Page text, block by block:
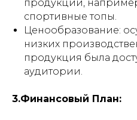
продукции,
спортивные топы.
Ценообразование:
низких
продукция была
аудитории.
3.Финансовый План: